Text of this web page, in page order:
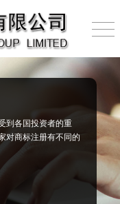
到各国投资者的重
对商标注册有不同的